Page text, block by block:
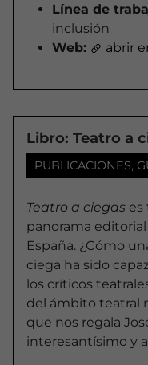
Línea de
inclusión
Web:
abrir
Libro: Teatro a
PUBLICACIONES,
Teatro a ciegas es
panorama
España. ¿Cómo
ciega ha sido
los críticos
del ámbito teatral
que nos regala
interesantísimo y